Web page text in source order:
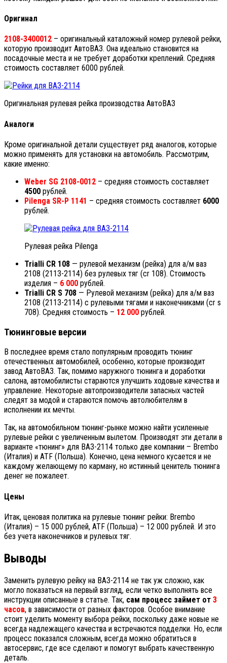
Оригинал
2108-3400012 – оригинальный каталожный номер рулевой рейки,
которую производит АвтоВАЗ. Она идеально становится на
посадочные места и не требует доработки креплений. Средняя
стоимость составляет 6000 рублей.
Оригинальная рулевая рейка производства АвтоВАЗ
Аналоги
Кроме оригинальной детали существует ряд аналогов, которые
можно применять для установки на автомобиль. Рассмотрим,
какие именно:
Weber SG 2108-0012 – средняя стоимость составляет
4500 рублей.
Pilenga SR-P 1141 – средняя стоимость составляет 6000
рублей.
Рулевая рейка Pilenga
Trialli CR 108 — рулевой механизм (рейка) для а/м ваз
2108 (2113-2114) без рулевых тяг (cr 108). Стоимость
изделия – 6 000 рублей.
Trialli CR S 708 — Рулевой механизм (рейка) для а/м ваз
2108 (2113-2114) с рулевыми тягами и наконечниками (cr s
708). Средняя стоимость – 12 000 рублей.
Тюнинговые версии
В последнее время стало популярным проводить тюнинг
отечественных автомобилей, особенно, которые производит
завод АвтоВАЗ. Так, помимо наружного тюнинга и доработки
салона, автомобилисты стараются улучшить ходовые качества и
управление. Некоторые автопроизводители запасных частей
следят за модой и стараются помочь автолюбителям в
исполнении их мечты.
Так, на автомобильном тюнинг-рынке можно найти усиленные
рулевые рейки с увеличенным вылетом. Производят эти детали в
варианте «тюнинг» для ВАЗ-2114 только две компании – Brembo
(Италия) и ATF (Польша). Конечно, цена немного кусается и не
каждому желающему по карману, но истинный ценитель тюнинга
денег не пожалеет.
Цены
Итак, ценовая политика на рулевые тюнинг рейки: Brembo
(Италия) – 15 000 рублей, ATF (Польша) – 12 000 рублей. И это
без учета наконечников и рулевых тяг.
Выводы
Заменить рулевую рейку на ВАЗ-2114 не так уж сложно, как
могло показаться на первый взгляд, если четко выполнять все
инструкции описанные в статье. Так, сам процесс займет от 3
часов, в зависимости от разных факторов. Особое внимание
стоит уделить моменту выбора рейки, поскольку даже новые не
всегда надлежащего качества и встречаются подделки. Но, если
процесс показался сложным, всегда можно обратиться в
автосервис, где все сделают и помогут выбрать качественную
деталь.